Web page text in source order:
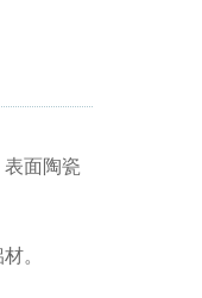
面陶瓷
。